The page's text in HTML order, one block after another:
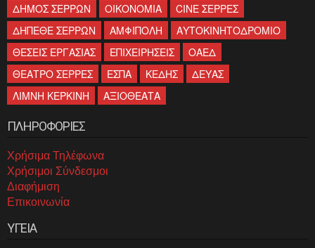
ΔΗΜΟΣ ΣΕΡΡΩΝ
ΟΙΚΟΝΟΜΙΑ
CINE ΣΕΡΡΕΣ
ΔΗΠΕΘΕ ΣΕΡΡΩΝ
ΑΜΦΙΠΟΛΗ
ΑΥΤΟΚΙΝΗΤΟΔΡΟΜΙΟ
ΘΕΣΕΙΣ ΕΡΓΑΣΙΑΣ
ΕΠΙΧΕΙΡΗΣΕΙΣ
ΟΑΕΔ
ΘΕΑΤΡΟ ΣΕΡΡΕΣ
ΕΣΠΑ ΚΕΔΗΣ
ΔΕΥΑΣ
ΛΙΜΝΗ ΚΕΡΚΙΝΗ
ΑΞΙΟΘΕΑΤΑ
ΠΛΗΡΟΦΟΡΙΕΣ
Χρήσιμα Τηλέφωνα
Χρήσιμοι Σύνδεσμοι
Διαφήμιση
Επικοινωνία
ΥΓΕΙΑ